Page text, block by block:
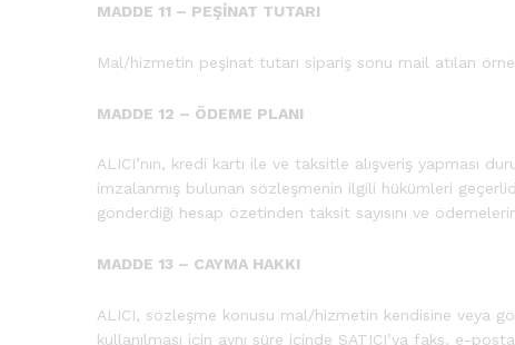
MADDE 11 – PEŞİNAT TUTARI
Mal/hizmetin peşinat tutarı sipariş sonu mail atılan
MADDE 12 – ÖDEME PLANI
ALICI’nın, kredi kartı ile ve taksitle alışveriş yapması
imzalanmış bulunan sözleşmenin ilgili hükümleri
gönderdiği hesap özetinden taksit sayısını ve
MADDE 13 – CAYMA HAKKI
ALICI, sözleşme konusu mal/hizmetin kendisine veya
kullanılması için aynı süre içinde SATICI’ya faks, e-